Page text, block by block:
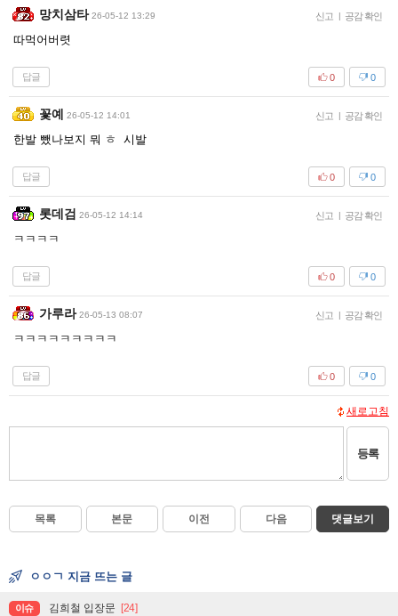
망치삼타 26-05-12 13:29 신고 공감 확인
따먹어버렷
답글 0
0
꽃예 26-05-12 14:01 신고 공감 확인
한발 뺐나보지 뭐 ㅎ 시발
답글 0
0
롯데검 26-05-12 14:14 신고 공감 확인
ㅋㅋㅋㅋ
답글 0
0
가루라 26-05-13 08:07 신고 공감 확인
ㅋㅋㅋㅋㅋㅋㅋㅋㅋ
답글 0
0
새로고침
등록
목록 본문 이전 다음 댓글보기
ㅇㅇㄱ 지금 뜨는 글
이슈 김희철 입장문 [24]